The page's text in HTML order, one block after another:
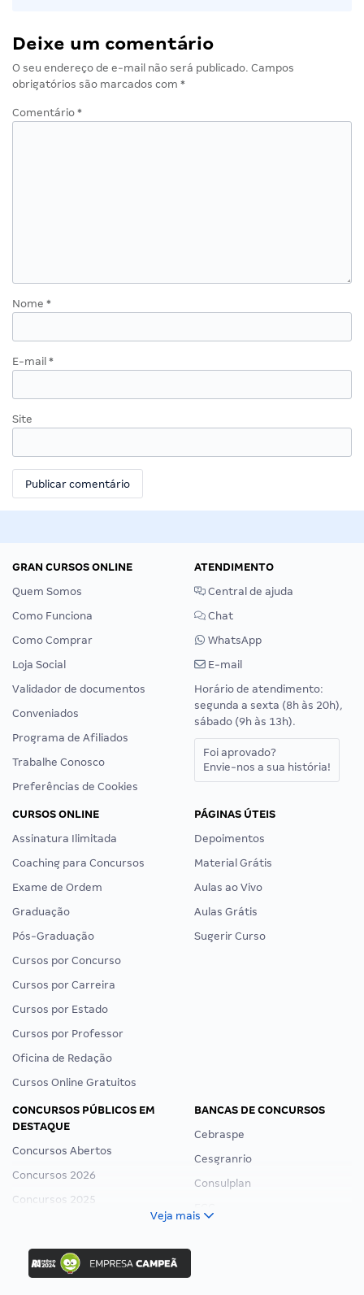
Deixe um comentário
O seu endereço de e-mail não será publicado. Campos
obrigatórios são marcados com *
Comentário *
Nome *
E-mail *
Site
GRAN CURSOS ONLINE
Quem Somos
Como Funciona
Como Comprar
Loja Social
Validador de documentos
Conveniados
Programa de Afiliados
Trabalhe Conosco
Preferências de Cookies
ATENDIMENTO
Central de ajuda
Chat
WhatsApp
E-mail
Horário de atendimento:
segunda a sexta (8h às 20h),
sábado (9h às 13h).
Foi aprovado?
Envie-nos a sua história!
CURSOS ONLINE
Assinatura Ilimitada
Coaching para Concursos
Exame de Ordem
Graduação
Pós-Graduação
Cursos por Concurso
Cursos por Carreira
Cursos por Estado
Cursos por Professor
Oficina de Redação
Cursos Online Gratuitos
PÁGINAS ÚTEIS
Depoimentos
Material Grátis
Aulas ao Vivo
Aulas Grátis
Sugerir Curso
CONCURSOS PÚBLICOS EM
DESTAQUE
Concursos Abertos
Concursos 2026
Concursos 2025
Concurso Ibama
Concurso MPU
BANCAS DE CONCURSOS
Cebraspe
Cesgranrio
Consulplan
Veja mais